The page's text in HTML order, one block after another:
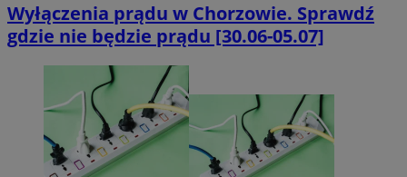
Wyłączenia prądu w Chorzowie. Sprawdź
gdzie nie będzie prądu [30.06-05.07]